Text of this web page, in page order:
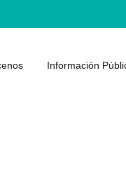
Información